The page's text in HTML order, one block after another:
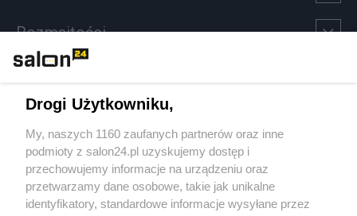
Rozmaitości
Sport
Społeczeństwo
Kultura
Drogi Użytkowniku,
My, naszych 1160 zaufanych partnerów oraz inne
podmioty z salon24.pl uzyskujemy dostęp i
przechowujemy informacje na urządzeniu oraz
przetwarzamy dane osobowe, takie jak unikalne
identyfikatory, standardowe informacje wysyłane przez